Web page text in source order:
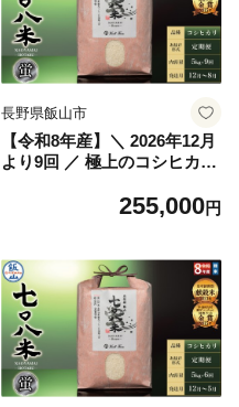
長野県飯山市
【令和8年産】＼ 2026年12月
より9回 ／ 極上のコシヒカリ
【蛍】定期便 5kg×9回 (By-0
255,000円